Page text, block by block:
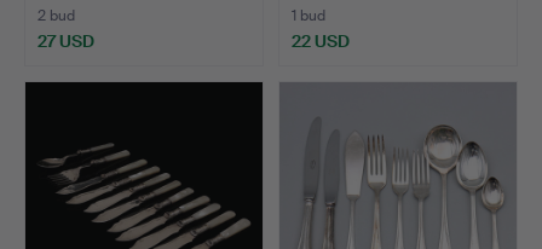
2 bud
27 USD
1 bud
22 USD